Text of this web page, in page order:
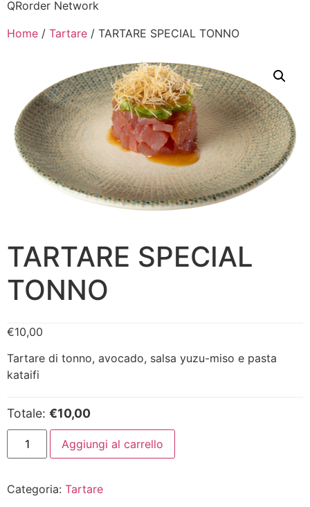
QRorder Network
Home / Tartare / TARTARE SPECIAL TONNO
TARTARE SPECIAL
TONNO
€10,00
Tartare di tonno, avocado, salsa yuzu-miso e pasta
kataifi
Totale: €10,00
Aggiungi al carrello
Categoria: Tartare